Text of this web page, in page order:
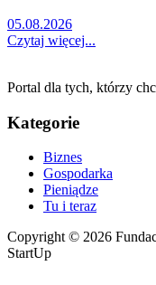
05.08.2026
Czytaj więcej...
Portal dla tych, którzy
Kategorie
Biznes
Gospodarka
Pieniądze
Tu i teraz
Copyright © 2026
StartUp